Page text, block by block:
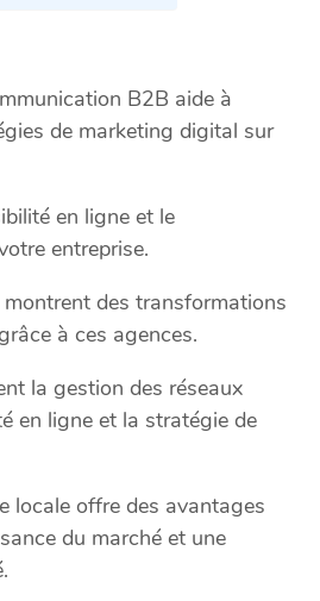
B2B aide à
de marketing digital sur
en ligne et le
entreprise.
des transformations
à ces agences.
la gestion des réseaux
en ligne et la stratégie de
locale offre des avantages
du marché et une